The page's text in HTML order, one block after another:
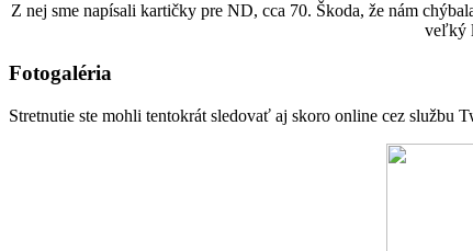
Z nej sme napísali kartičky pre ND, cca 70. Škoda, že nám
veľký
Fotogaléria
Stretnutie ste mohli tentokrát sledovať aj skoro online cez službu